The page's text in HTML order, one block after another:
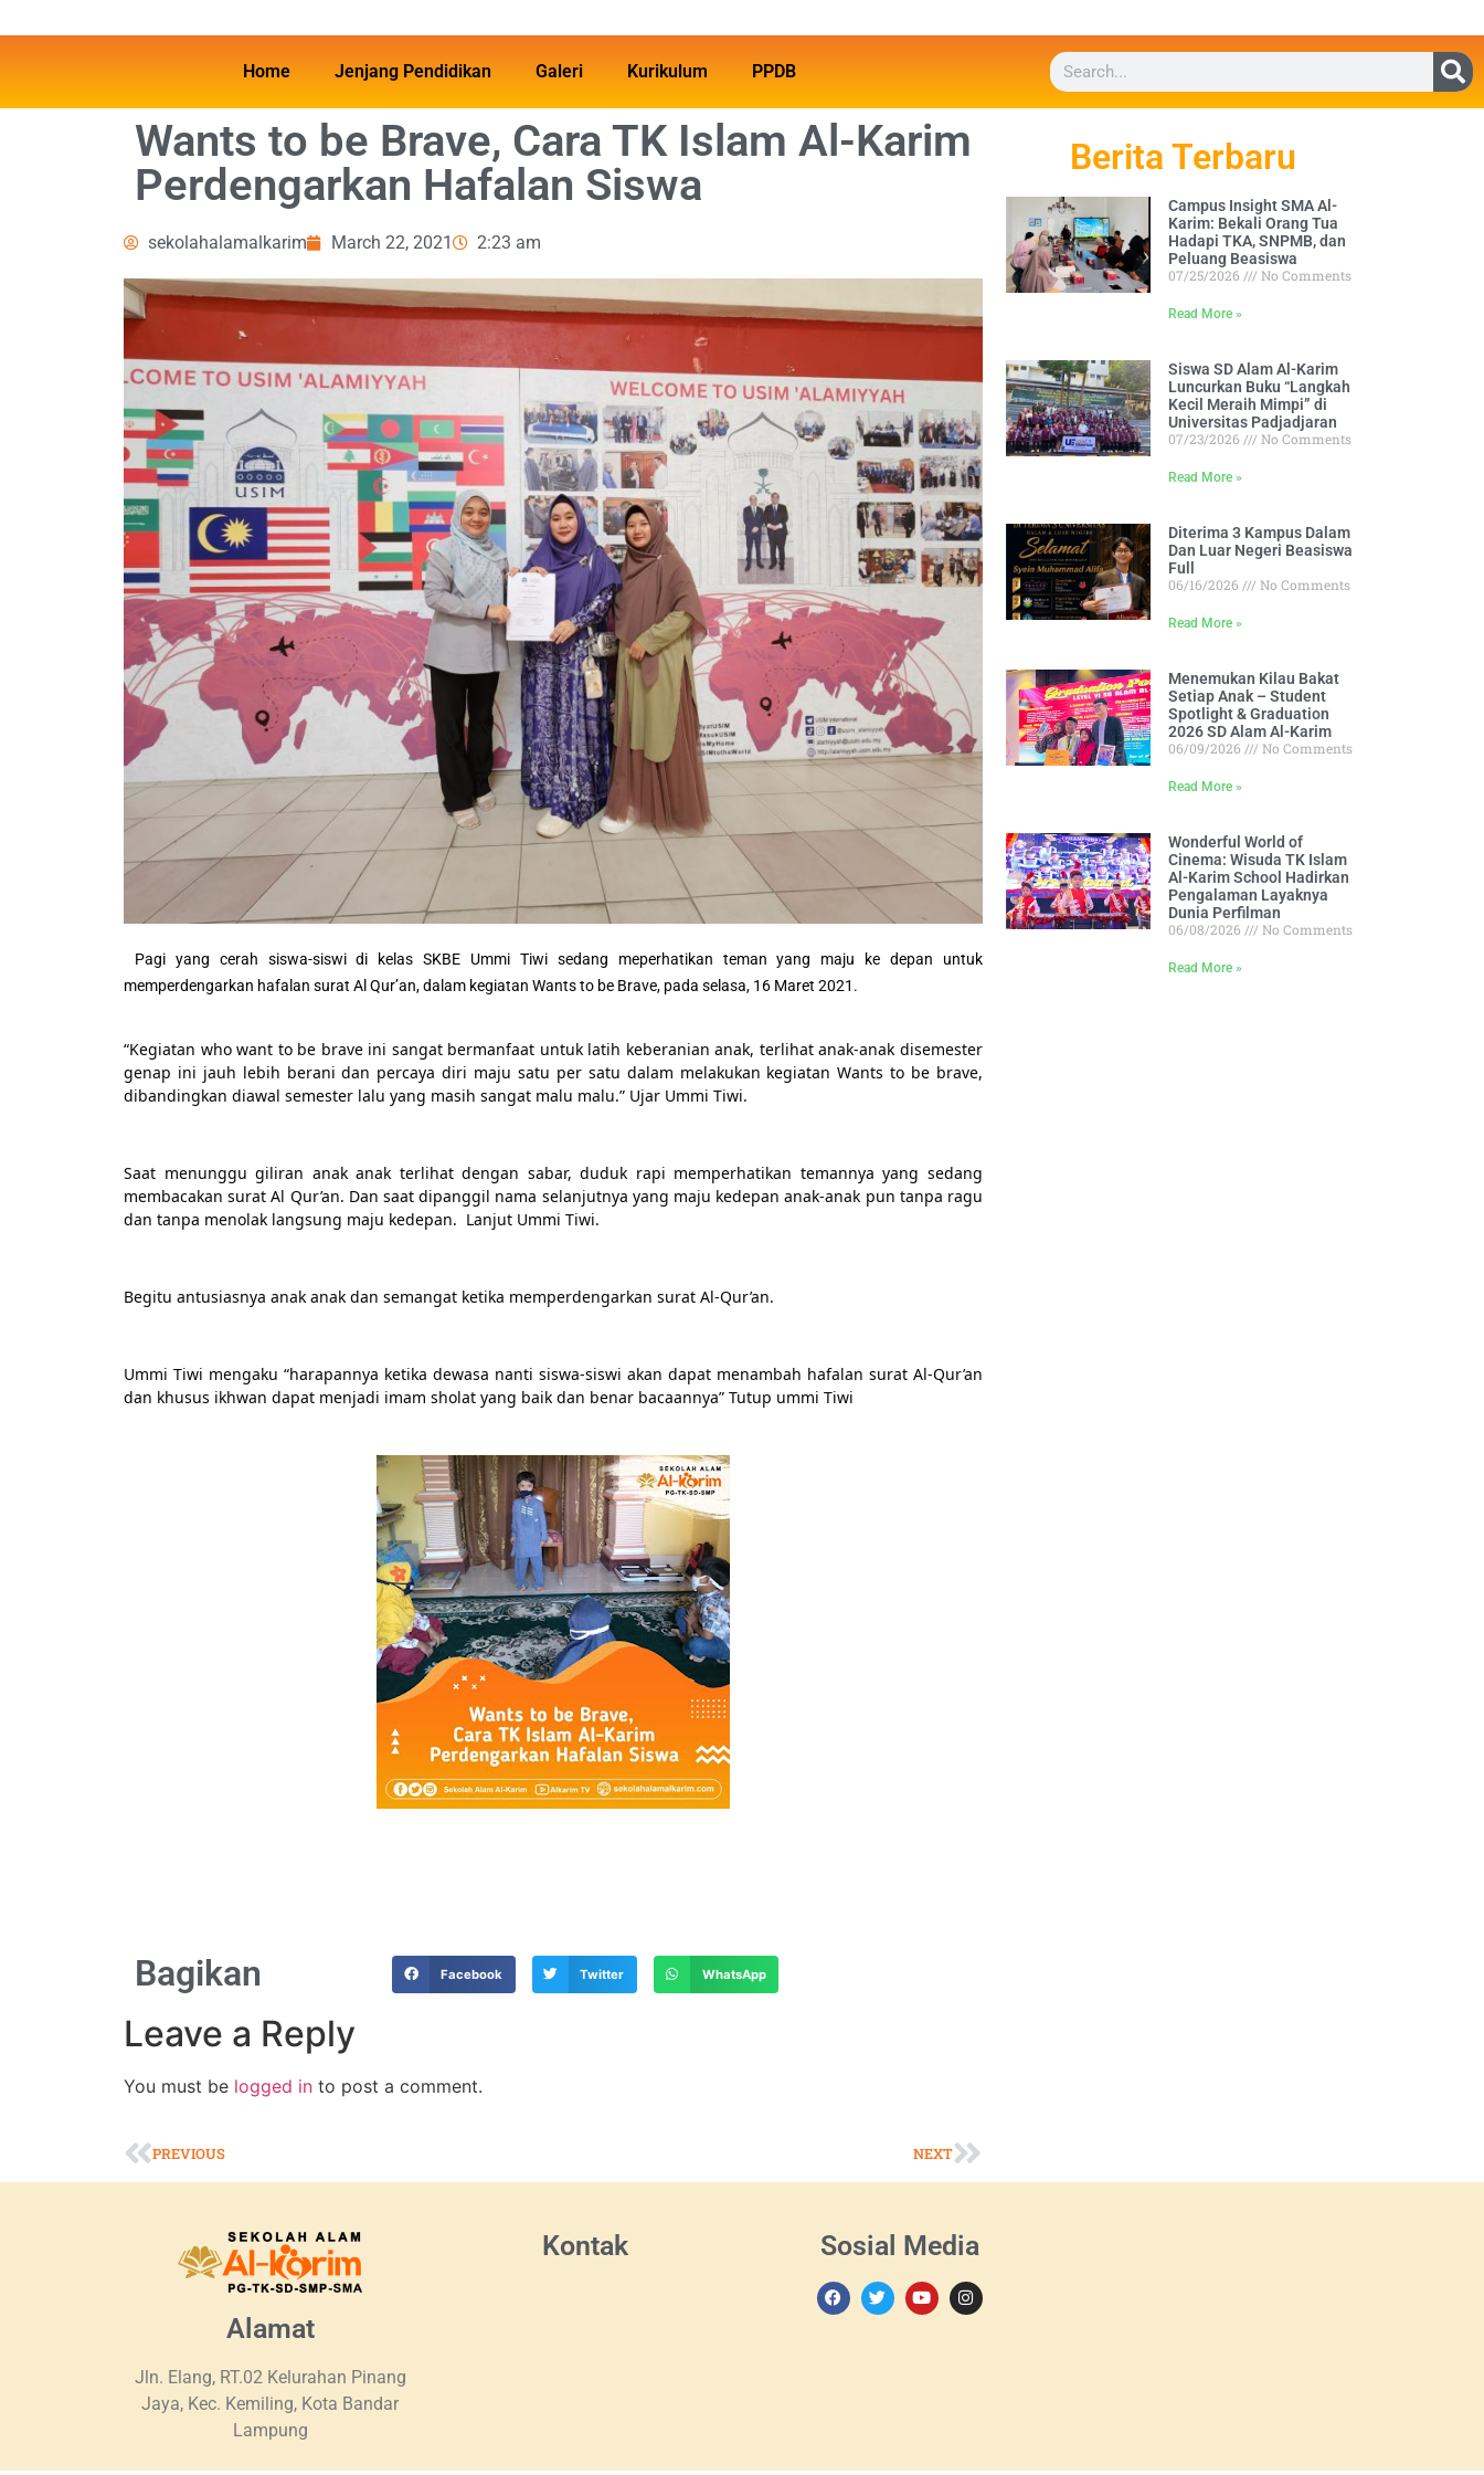
Home Jenjang Pendidikan Galeri Kurikulum PPDB
Wants to be Brave, Cara TK Islam Al-Karim
Perdengarkan Hafalan Siswa
sekolahalamalkarim March 22, 2021 2:23 am
Pagi yang cerah siswa-siswi di kelas SKBE Ummi Tiwi sedang meperhatikan teman yang maju ke depan untuk
memperdengarkan hafalan surat Al Qur’an, dalam kegiatan Wants to be Brave, pada selasa, 16 Maret 2021.
“Kegiatan who want to be brave ini sangat bermanfaat untuk latih keberanian anak, terlihat anak-anak disemester
genap ini jauh lebih berani dan percaya diri maju satu per satu dalam melakukan kegiatan Wants to be brave,
dibandingkan diawal semester lalu yang masih sangat malu malu.” Ujar Ummi Tiwi.
Saat menunggu giliran anak anak terlihat dengan sabar, duduk rapi memperhatikan temannya yang sedang
membacakan surat Al Qur’an. Dan saat dipanggil nama selanjutnya yang maju kedepan anak-anak pun tanpa ragu
dan tanpa menolak langsung maju kedepan.  Lanjut Ummi Tiwi.
Begitu antusiasnya anak anak dan semangat ketika memperdengarkan surat Al-Qur’an.
Ummi Tiwi mengaku “harapannya ketika dewasa nanti siswa-siswi akan dapat menambah hafalan surat Al-Qur’an
dan khusus ikhwan dapat menjadi imam sholat yang baik dan benar bacaannya” Tutup ummi Tiwi
Bagikan Facebook Twitter WhatsApp
Leave a Reply
You must be logged in to post a comment.
PREVIOUS NEXT
Berita Terbaru
Campus Insight SMA Al-
Karim: Bekali Orang Tua
Hadapi TKA, SNPMB, dan
Peluang Beasiswa
07/25/2026
No Comments
Read More »
Siswa SD Alam Al-Karim
Luncurkan Buku “Langkah
Kecil Meraih Mimpi” di
Universitas Padjadjaran
07/23/2026
No Comments
Read More »
Diterima 3 Kampus Dalam
Dan Luar Negeri Beasiswa
Full
06/16/2026
No Comments
Read More »
Menemukan Kilau Bakat
Setiap Anak – Student
Spotlight & Graduation
2026 SD Alam Al-Karim
06/09/2026
No Comments
Read More »
Wonderful World of
Cinema: Wisuda TK Islam
Al-Karim School Hadirkan
Pengalaman Layaknya
Dunia Perfilman
06/08/2026
No Comments
Read More »
Alamat
Jln. Elang, RT.02 Kelurahan Pinang
Jaya, Kec. Kemiling, Kota Bandar
Lampung
Kontak Sosial Media